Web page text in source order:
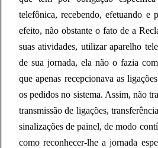
telefônica, recebendo, efetuando e
efeito, não obstante o fato de a
suas atividades, utilizar aparelho
de sua jornada, ela não o fazia
que apenas recepcionava as
os pedidos no sistema. Assim, não
transmissão de ligações,
sinalizações de painel, de modo
como reconhecer-lhe a jornada